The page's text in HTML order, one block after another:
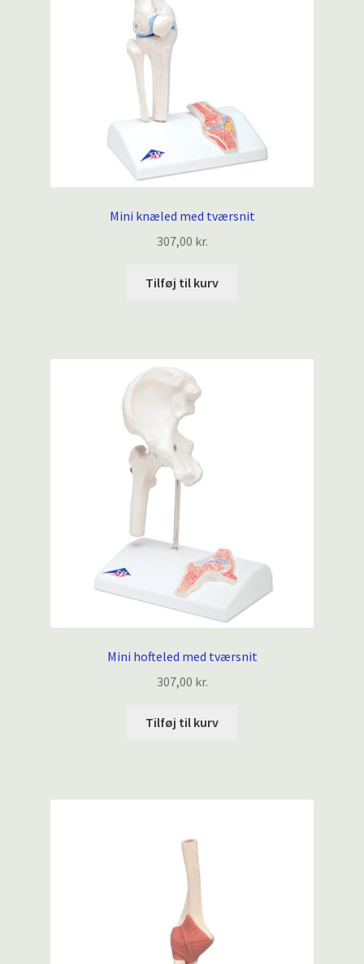
Mini knæled med tværsnit
307,00 kr.
Tilføj til kurv
Mini hofteled med tværsnit
307,00 kr.
Tilføj til kurv